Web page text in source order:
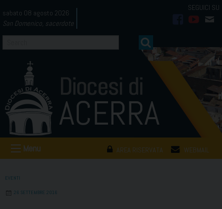
to
content
sabato 08 agosto 2026
San Domenico, sacerdote
AREA RISERVATA WEBMAIL
Menu
EVENTI
26 SETTEMBRE 2016